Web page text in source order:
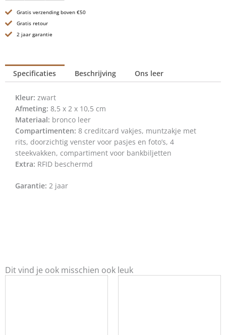
-
Michigan
-
Gratis verzending boven €50
Gratis retour
2 jaar garantie
Specificaties Beschrijving Ons leer
Kleur: zwart
Afmeting: 8,5 x 2 x 10,5 cm
Materiaal: bronco leer
Compartimenten: 8 creditcard vakjes, muntzakje met
rits, doorzichtig venster voor pasjes en foto’s, 4
steekvakken, compartiment voor bankbiljetten
Extra: RFID beschermd
Garantie: 2 jaar
Dit vind je ook misschien ook leuk